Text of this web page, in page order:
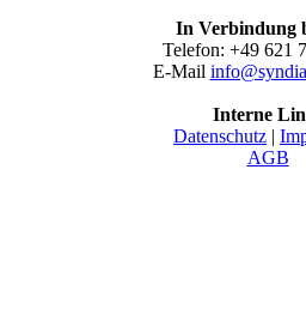
In Verbindung
Telefon: +49 621
E-Mail
Interne
Datenschutz |
AGB